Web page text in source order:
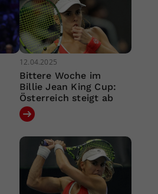
12.04.2025
Bittere Woche im
Billie Jean King Cup:
Österreich steigt ab